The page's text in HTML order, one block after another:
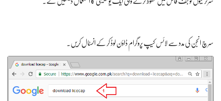
سرچ انجن کی مدد سے لائس کیپ پروگرام ڈاؤن لوڈ کر کے انسٹال کریں۔